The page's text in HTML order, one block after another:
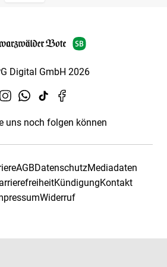
Digital GmbH 2026
uns noch folgen können
AGBDatenschutzMediadaten
KündigungKontakt
Widerruf